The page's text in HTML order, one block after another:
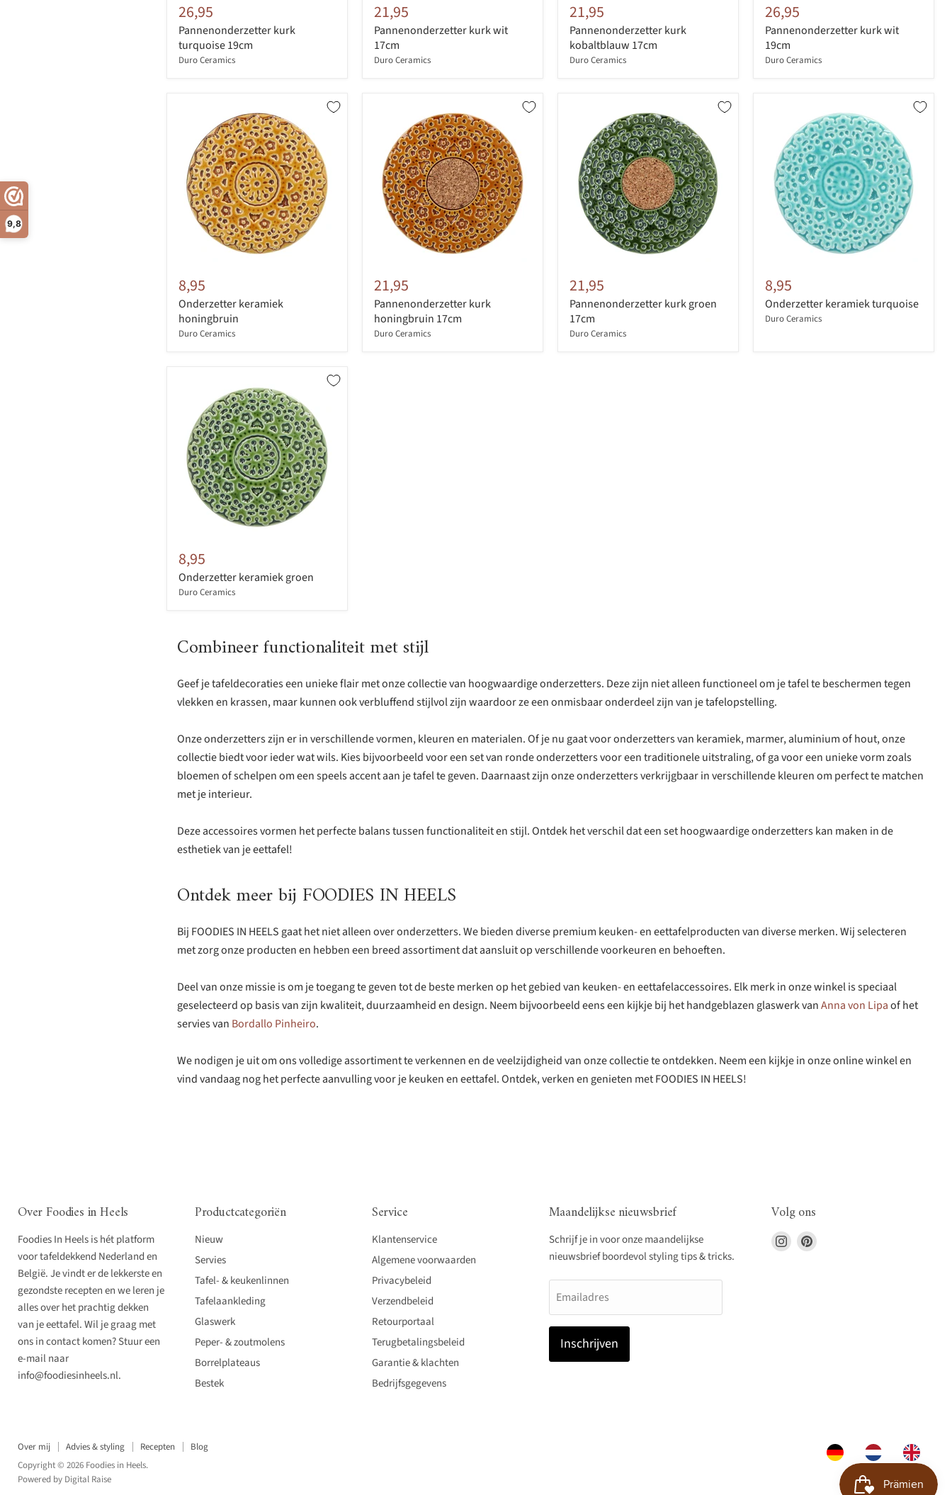
9,8
26,95
Pannenonderzetter kurk
turquoise 19cm
Duro Ceramics
21,95
Pannenonderzetter kurk wit
17cm
Duro Ceramics
21,95
Pannenonderzetter kurk
kobaltblauw 17cm
Duro Ceramics
26,95
Pannenonderzetter kurk wit
19cm
Duro Ceramics
8,95
Onderzetter keramiek
honingbruin
Duro Ceramics
21,95
Pannenonderzetter kurk
honingbruin 17cm
Duro Ceramics
21,95
Pannenonderzetter kurk groen
17cm
Duro Ceramics
8,95
Onderzetter keramiek turquoise
Duro Ceramics
8,95
Onderzetter keramiek groen
Duro Ceramics
Combineer functionaliteit met stijl
Geef je tafeldecoraties een unieke flair met onze collectie van hoogwaardige onderzetters. Deze zijn niet alleen functioneel om je tafel te beschermen tegen
vlekken en krassen, maar kunnen ook verbluffend stijlvol zijn waardoor ze een onmisbaar onderdeel zijn van je tafelopstelling.
Onze onderzetters zijn er in verschillende vormen, kleuren en materialen. Of je nu gaat voor onderzetters van keramiek, marmer, aluminium of hout, onze
collectie biedt voor ieder wat wils. Kies bijvoorbeeld voor een set van ronde onderzetters voor een traditionele uitstraling, of ga voor een unieke vorm zoals
bloemen of schelpen om een speels accent aan je tafel te geven. Daarnaast zijn onze onderzetters verkrijgbaar in verschillende kleuren om perfect te matchen
met je interieur.
Deze accessoires vormen het perfecte balans tussen functionaliteit en stijl. Ontdek het verschil dat een set hoogwaardige onderzetters kan maken in de
esthetiek van je eettafel!
Ontdek meer bij FOODIES IN HEELS
Bij FOODIES IN HEELS gaat het niet alleen over onderzetters. We bieden diverse premium keuken- en eettafelproducten van diverse merken. Wij selecteren
met zorg onze producten en hebben een breed assortiment dat aansluit op verschillende voorkeuren en behoeften.
Deel van onze missie is om je toegang te geven tot de beste merken op het gebied van keuken- en eettafelaccessoires. Elk merk in onze winkel is speciaal
geselecteerd op basis van zijn kwaliteit, duurzaamheid en design. Neem bijvoorbeeld eens een kijkje bij het handgeblazen glaswerk vanAnna von Lipaof het
servies van Bordallo Pinheiro.
We nodigen je uit om ons volledige assortiment te verkennen en de veelzijdigheid van onze collectie te ontdekken. Neem een kijkje in onze online winkel en
vind vandaag nog het perfecte aanvulling voor je keuken en eettafel. Ontdek, verken en genieten met FOODIES IN HEELS!
Over Foodies in Heels
Foodies In Heels is hét platform
voor tafeldekkend Nederland en
België. Je vindt er de lekkerste en
gezondste recepten en we leren je
alles over het prachtig dekken
van je eettafel. Wil je graag met
ons in contact komen? Stuur een
e-mail naar
info@foodiesinheels.nl.
Productcategoriën
Nieuw
Servies
Tafel- & keukenlinnen
Tafelaankleding
Glaswerk
Peper- & zoutmolens
Borrelplateaus
Bestek
Service
Klantenservice
Algemene voorwaarden
Privacybeleid
Verzendbeleid
Retourportaal
Terugbetalingsbeleid
Garantie & klachten
Bedrijfsgegevens
Maandelijkse nieuwsbrief
Schrijf je in voor onze maandelijkse
nieuwsbrief boordevol styling tips & tricks.
Emailadres
Inschrijven
Volg ons
Vind
ons
Vind
Over mij Advies & styling Recepten
Blog
Copyright © 2026 Foodies in Heels.
Powered by Digital Raise